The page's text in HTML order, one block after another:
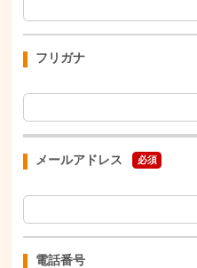
フリガナ
メールアドレス 必須
電話番号